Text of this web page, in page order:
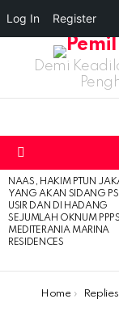
Demi
LATEST
STORIES
NAAS, HAKIM PTUN
YANG AKAN SIDANG PS
USIR DAN DI HADANG
SEJUMLAH OKNUM
MEDITERANIA MARINA
RESIDENCES
You are here:
Home Replies
Log In Register